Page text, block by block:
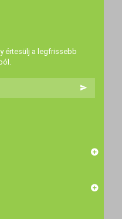
értesülj a legfrissebb